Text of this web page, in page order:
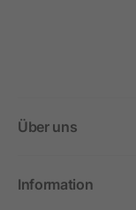
Über uns
Information